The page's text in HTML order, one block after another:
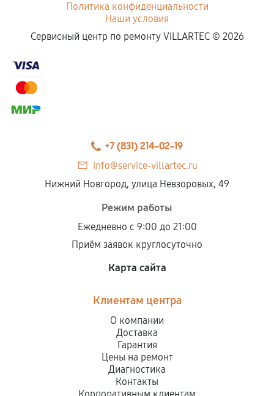
Политика конфиденциальности
Наши условия
Сервисный центр по ремонту VILLARTEC © 2026
+7 (831) 214-02-19
info@service-villartec.ru
Нижний Новгород, улица Невзоровых, 49
Режим работы
Ежедневно с 9:00 до 21:00
Приём заявок круглосуточно
Карта сайта
Клиентам центра
О компании
Доставка
Гарантия
Цены на ремонт
Диагностика
Контакты